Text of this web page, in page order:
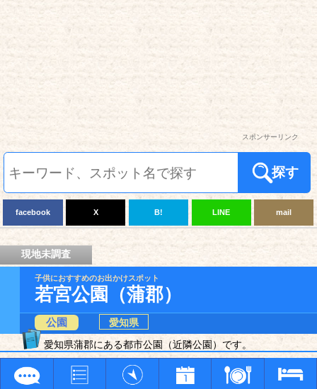
スポンサーリンク
探す
facebook X B! LINE mail
現地未調査
子供におすすめのお出かけスポット
若宮公園（蒲郡）
公園
愛知県
愛知県蒲郡にある都市公園（近隣公園）です。